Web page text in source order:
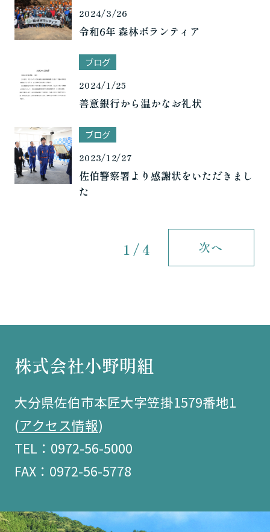
2024/3/26
令和6年 森林ボランティア
ブログ
2024/1/25
善意銀行から温かなお礼状
ブログ
2023/12/27
佐伯警察署より感謝状をいただきまし
た
1 / 4 次へ
株式会社小野明組
大分県佐伯市本匠大字笠掛1579番地1
(アクセス情報)
TEL：0972-56-5000
FAX：0972-56-5778